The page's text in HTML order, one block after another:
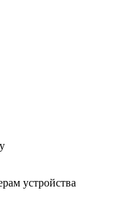
устройства